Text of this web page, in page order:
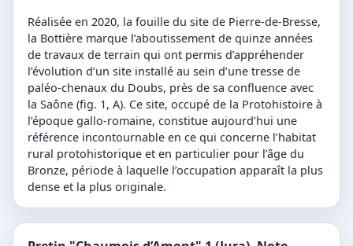
Réalisée en 2020, la fouille du site de Pierre-de-Bresse,
la Bottière marque l’aboutissement de quinze années
de travaux de terrain qui ont permis d’appréhender
l’évolution d’un site installé au sein d’une tresse de
paléo-chenaux du Doubs, près de sa confluence avec
la Saône (fig. 1, A). Ce site, occupé de la Protohistoire à
l’époque gallo-romaine, constitue aujourd’hui une
référence incontournable en ce qui concerne l’habitat
rural protohistorique et en particulier pour l’âge du
Bronze, période à laquelle l’occupation apparaît la plus
dense et la plus originale.